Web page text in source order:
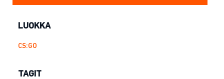
LUOKKA
CS:GO
TAGIT